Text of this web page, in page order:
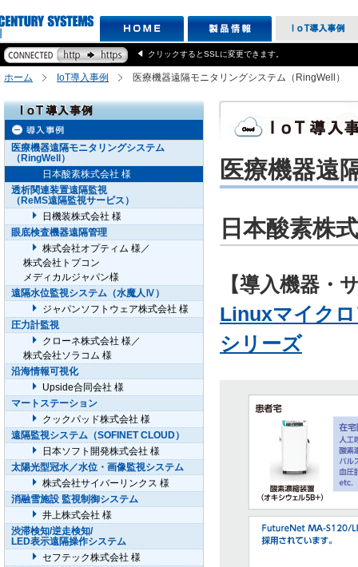
クリックするとSSLに変更できます。
ホーム IoT導入事例 医療機器遠隔モニタリングシステム（RingWell）
医療機器遠
日本酸素株
【導入機器・
Linuxマイク
シリーズ
医療機器遠隔モニタリングシステム
（RingWell）
日本酸素株式会社 様
透析関連装置遠隔監視
（ReMS遠隔監視サービス）
日機装株式会社 様
眼底検査機器遠隔管理
株式会社オプティム 様／
株式会社トプコン
メディカルジャパン様
遠隔水位監視システム（水魔人Ⅳ）
ジャパンソフトウェア株式会社 様
圧力計監視
クローネ株式会社 様／
株式会社ソラコム 様
沿海情報可視化
Upside合同会社 様
マートステーション
クックパッド株式会社 様
遠隔監視システム（SOFINET CLOUD）
日本ソフト開発株式会社 様
太陽光型冠水／水位・画像監視システム
株式会社サイバーリンクス 様
消融雪施設 監視制御システム
井上株式会社 様
渋滞検知/逆走検知/
LED表示遠隔操作システム
セフテック株式会社 様